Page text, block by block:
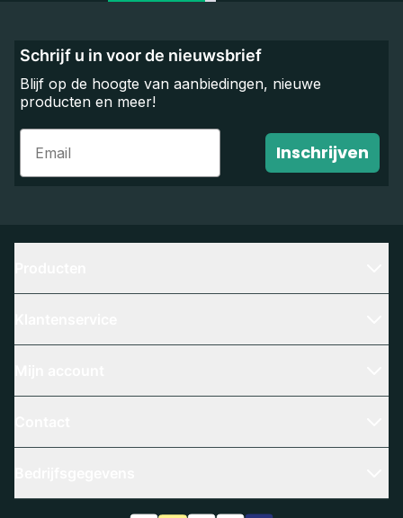
Schrijf u in voor de nieuwsbrief
Blijf op de hoogte van aanbiedingen, nieuwe
producten en meer!
Email
Inschrijven